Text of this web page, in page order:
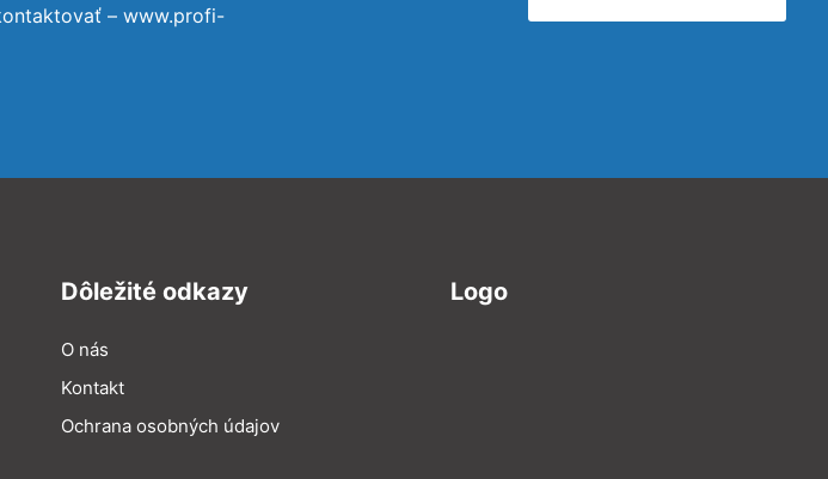
– www.profi-
Dôležité odkazy
O nás
Kontakt
Ochrana osobných údajov
Logo